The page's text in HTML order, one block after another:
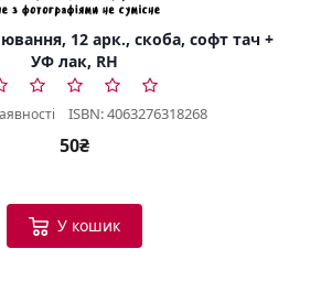
12 арк., скоба, софт тач +
УФ лак, RH
ISBN: 4063276318268
50₴
У кошик